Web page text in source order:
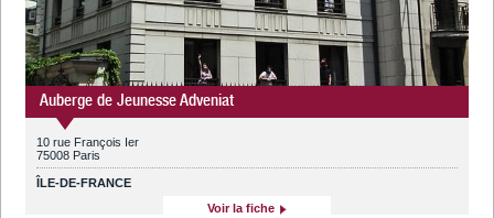
Auberge de Jeunesse Adveniat
10 rue François Ier
75008 Paris
ÎLE-DE-FRANCE
Voir la fiche